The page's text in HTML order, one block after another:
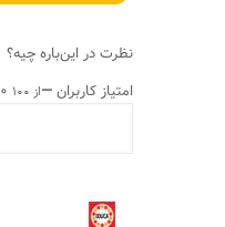
نظرت در این‌باره چیه؟
امتیاز کاربران—از ۱۰۰ ۰ رأی